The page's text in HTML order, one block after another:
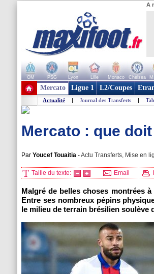
A
OM PSG Lyon Lille Monaco Chelsea
+ de clubs
Mercato Ligue 1 L2/Coupes
Actualité | Journal des Transferts |
Mercato : que
Par Youcef Touaitia -Actu Transferts, Mise en
Taille du texte: Email
Malgré de belles choses montrées
Entre ses nombreux pépins
le milieu de terrain brésilien soulève